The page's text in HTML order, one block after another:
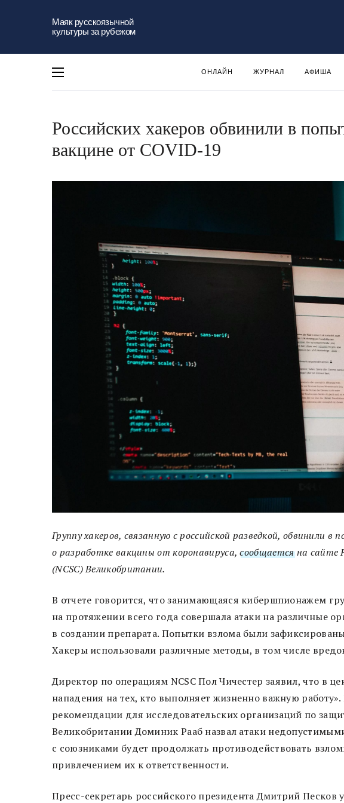
Маяк русскоязычной
культуры за рубежом
ОНЛАЙН ЖУРНАЛ АФИША
Российских хакеров обвинили в
вакцине от COVID-19
Группу хакеров, связанную с российской разведкой, обвинили
о разработке вакцины от коронавируса,сообщаетсяна сайте
(NCSC) Великобритании.
В отчете говорится, что занимающаяся кибершпионажем
на протяжении всего года совершала атаки на различные
в создании препарата. Попытки взлома были
Хакеры использовали различные методы, в том числе
Директор по операциям NCSC Пол Чичестер заявил, что в
нападения на тех, кто выполняет жизненно важную работу».
рекомендации для исследовательских организаций по
Великобритании Доминик Рааб назвал атаки
с союзниками будет продолжать противодействовать
привлечением их к ответственности.
Пресс-секретарь российского президента Дмитрий Песков